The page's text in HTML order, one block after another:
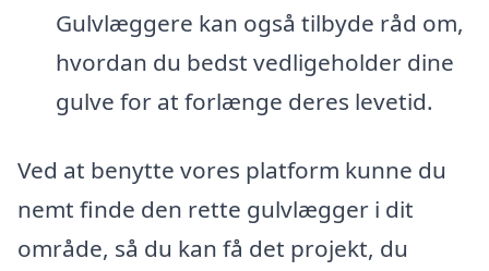
Gulvlæggere kan også tilbyde råd om,
hvordan du bedst vedligeholder dine
gulve for at forlænge deres levetid.
Ved at benytte vores platform kunne du
nemt finde den rette gulvlægger i dit
område, så du kan få det projekt, du